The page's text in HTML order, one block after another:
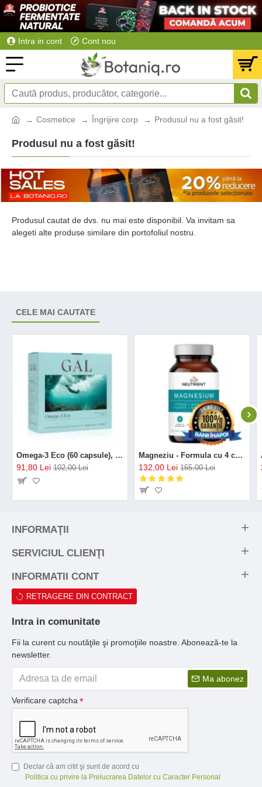
Intra in cont Cont nou
Cosmetice Îngrijire corp Produsul nu a fost găsit!
Produsul nu a fost găsit!
Produsul cautat de dvs. nu mai este disponibil. Va invitam sa
alegeti alte produse similare din portofoliul nostru.
CELE MAI CAUTATE
Omega-3 Eco (60 capsule), GAL
91,80 Lei 102,00 Lei
Magneziu - Formula cu 4 chelați (120 capsule), Neutrient
132,00 Lei 165,00 Lei
INFORMAŢII
SERVICIUL CLIENŢI
INFORMATII CONT
RETRAGERE DIN CONTRACT
Intra in comunitate
Fii la curent cu noutăţile şi promoţiile noastre. Abonează-te la
newsletter.
Ma abonez
Verificare captcha
Declar că am citit şi sunt de acord cu
Politica cu privire la Prelucrarea Datelor cu Caracter Personal